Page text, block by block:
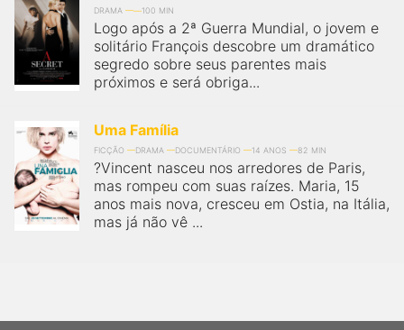
DRAMA 100 MIN
Logo após a 2ª Guerra Mundial, o jovem e
solitário François descobre um dramático
segredo sobre seus parentes mais
próximos e será obriga...
Uma Família
FICÇÃO DRAMA DOCUMENTÁRIO 14 ANOS 82 MIN
?Vincent nasceu nos arredores de Paris,
mas rompeu com suas raízes. Maria, 15
anos mais nova, cresceu em Ostia, na Itália,
mas já não vê ...